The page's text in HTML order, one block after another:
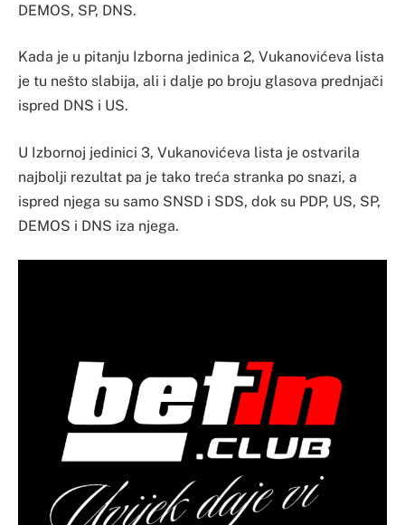
DEMOS, SP, DNS.
Kada je u pitanju Izborna jedinica 2, Vukanovićeva lista
je tu nešto slabija, ali i dalje po broju glasova prednjači
ispred DNS i US.
U Izbornoj jedinici 3, Vukanovićeva lista je ostvarila
najbolji rezultat pa je tako treća stranka po snazi, a
ispred njega su samo SNSD i SDS, dok su PDP, US, SP,
DEMOS i DNS iza njega.